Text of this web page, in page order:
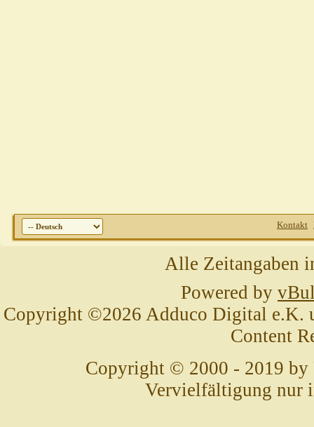
Kontakt
Alle Zeitangaben
Powered by
Copyright ©2026 Adduco Digital e.K.
Content
Copyright © 2000 - 2019 by
Vervielfältigung nur